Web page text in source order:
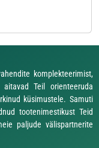
komplekteerimist,
Teil orienteeruda
küsimustele. Samuti
tootenimestikust Teid
paljude välispartnerite